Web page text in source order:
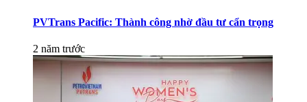
PVTrans Pacific: Thành công nhờ đầu tư cẩn trọng
2 năm trước